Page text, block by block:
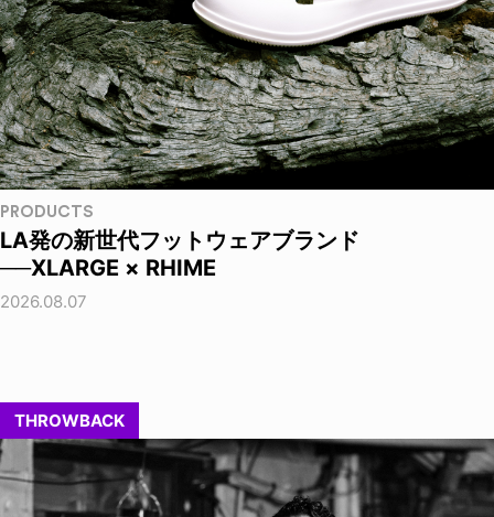
PRODUCTS
LA発の新世代フットウェアブランド
──XLARGE × RHIME
2026.08.07
THROWBACK